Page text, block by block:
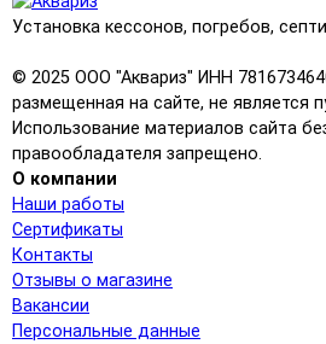
Установка кессонов, погребов,
© 2025 ООО "Аквариз" ИНН
размещенная на сайте, не является
Использование материалов сайта
правообладателя запрещено.
О компании
Наши работы
Сертификаты
Контакты
Отзывы о магазине
Вакансии
Персональные данные